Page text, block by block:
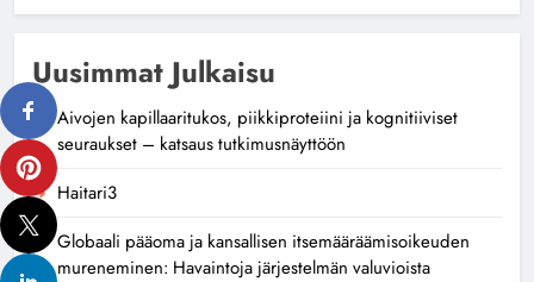
Uusimmat Julkaisu
Aivojen kapillaaritukos, piikkiproteiini ja kognitiiviset
seuraukset – katsaus tutkimusnäyttöön
Haitari3
Globaali pääoma ja kansallisen itsemääräämisoikeuden
mureneminen: Havaintoja järjestelmän valuvioista